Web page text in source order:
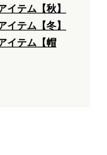
テム【秋】
テム【冬】
イテム【帽